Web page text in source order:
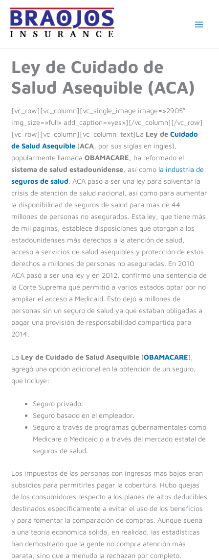
contenido
Ley de Cuidado de
Salud Asequible (ACA)
[vc_row][vc_column][vc_single_image image=»2905″
img_size=»full» add_caption=»yes»][/vc_column][/vc_row]
[vc_row][vc_column][vc_column_text]La Ley de Cuidado
de Salud Asequible (ACA, por sus siglas en inglés),
popularmente llamada OBAMACARE, ha reformado el
sistema de salud estadounidense, así comola industria de
seguros de salud. ACA paso a ser una ley para solventar la
crisis de atención de salud nacional, así como para aumentar
la disponibilidad de seguros de salud para más de 44
millones de personas no asegurados. Esta ley, que tiene más
de mil páginas, establece disposiciones que otorgan a los
estadounidenses más derechos a la atención de salud,
acceso a servicios de salud asequibles y protección de estos
derechos a millones de personas no aseguradas. En 2010
ACA pasó a ser una ley y en 2012, confirmó una sentencia de
la Corte Suprema que permitió a varios estados optar por no
ampliar el acceso a Medicaid. Esto dejó a millones de
personas sin un seguro de salud ya que estaban obligadas a
pagar una provisión de responsabilidad compartida para
2014.
La Ley de Cuidado de Salud Asequible(OBAMACARE),
agregó una opción adicional en la obtención de un seguro,
que Incluye:
Seguro privado.
Seguro basado en el empleador.
Seguro a través de programas gubernamentales como
Medicare o Medicaid o a través del mercado estatal de
seguros de salud.
Los impuestos de las personas con ingresos más bajos eran
subsidios para permitirles pagar la cobertura. Hubo quejas
de los consumidores respecto a los planes de altos deducibles
destinados específicamente a evitar el uso de los beneficios
y para fomentar la comparación de compras. Aunque suena
a una teoría económica sólida, en realidad, las estadísticas
han demostrado que la gente no compra atención más
barata, sino que a menudo la rechazan por completo.